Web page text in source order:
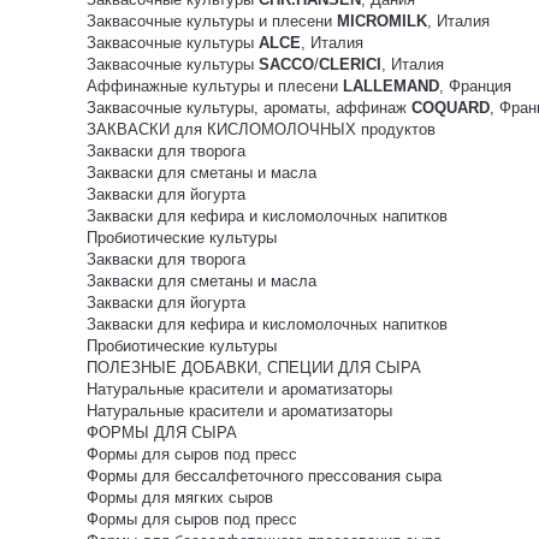
Заквасочные культуры и плесени MICROMILK, Италия
Заквасочные культуры ALCE, Италия
Заквасочные культуры SACCO/CLERICI , Италия
Аффинажные культуры и плесени LALLEMAND, Франция
Заквасочные культуры, ароматы, аффинаж COQUARD,
ЗАКВАСКИ для КИСЛОМОЛОЧНЫХ продуктов
Закваски для творога
Закваски для сметаны и масла
Закваски для йогурта
Закваски для кефира и кисломолочных напитков
Пробиотические культуры
Закваски для творога
Закваски для сметаны и масла
Закваски для йогурта
Закваски для кефира и кисломолочных напитков
Пробиотические культуры
ПОЛЕЗНЫЕ ДОБАВКИ, СПЕЦИИ ДЛЯ СЫРА
Натуральные красители и ароматизаторы
Натуральные красители и ароматизаторы
ФОРМЫ ДЛЯ СЫРА
Формы для сыров под пресс
Формы для бессалфеточного прессования сыра
Формы для мягких сыров
Формы для сыров под пресс